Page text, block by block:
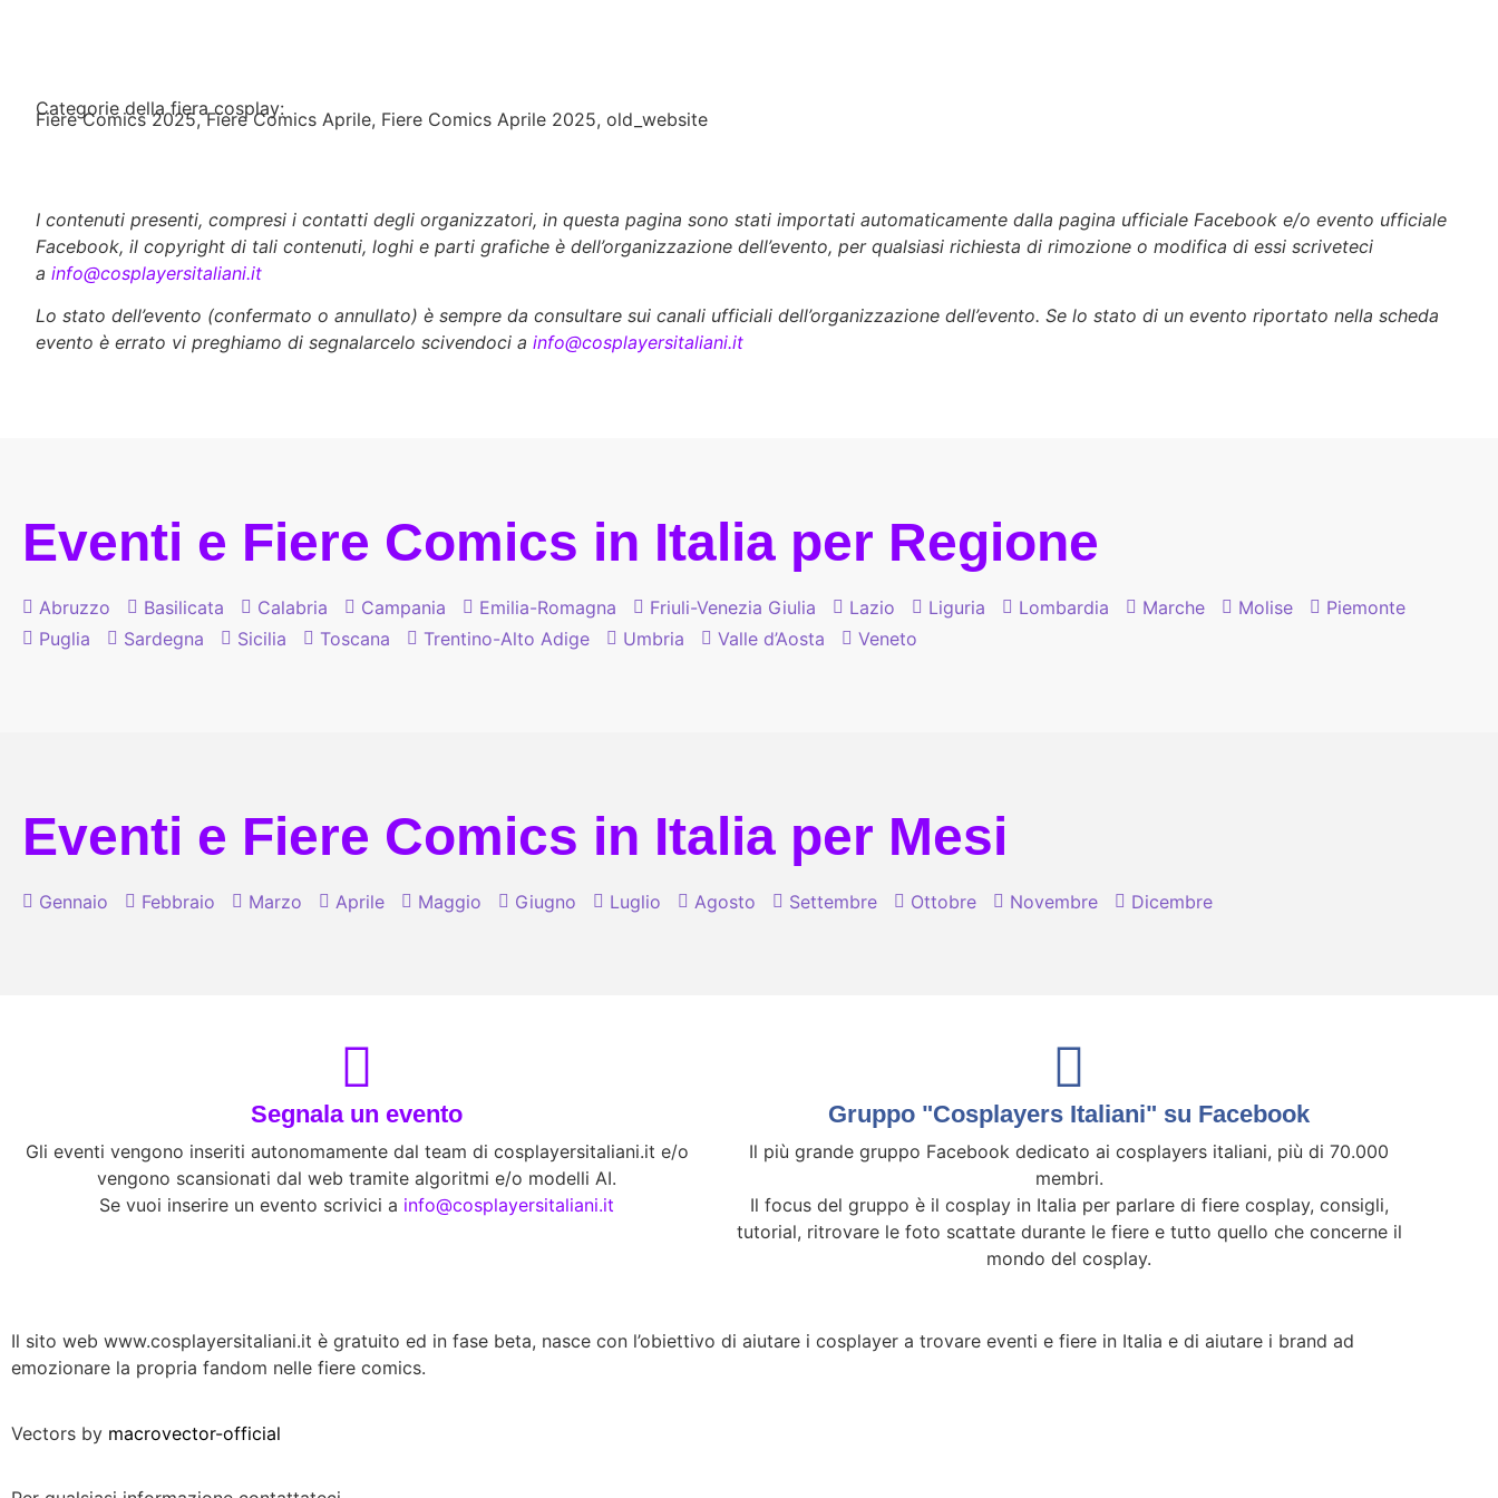
Categorie della fiera cosplay:
Fiere Comics 2025,Fiere Comics Aprile, Fiere Comics Aprile 2025, old_website
I contenuti presenti, compresi i contatti degli organizzatori, in questa pagina sono stati importati automaticamente dalla pagina ufficiale Facebook e/o evento ufficiale
Facebook, il copyright di tali contenuti, loghi e parti grafiche è dell’organizzazione dell’evento, per qualsiasi richiesta di rimozione o modifica di essi scriveteci
a info@cosplayersitaliani.it
Lo stato dell’evento (confermato o annullato) è sempre da consultare sui canali ufficiali dell’organizzazione dell’evento. Se lo stato di un evento riportato nella scheda
evento è errato vi preghiamo di segnalarcelo scivendoci a info@cosplayersitaliani.it
Eventi e Fiere Comics in Italia per Regione
Abruzzo Basilicata Calabria Campania Emilia-Romagna Friuli-Venezia Giulia Lazio Liguria Lombardia Marche Molise
Piemonte
Puglia
Sardegna Sicilia Toscana Trentino-Alto Adige Umbria Valle d’Aosta Veneto
Eventi e Fiere Comics in Italia per Mesi
Gennaio Febbraio Marzo Aprile Maggio Giugno Luglio Agosto Settembre Ottobre Novembre Dicembre
Segnala un evento
Gli eventi vengono inseriti autonomamente dal team di cosplayersitaliani.it e/o
vengono scansionati dal web tramite algoritmi e/o modelli AI.
Se vuoi inserire un evento scrivici a info@cosplayersitaliani.it
Gruppo "Cosplayers Italiani" su Facebook
Il più grande gruppo Facebook dedicato ai cosplayers italiani, più di 70.000
membri.
Il focus del gruppo è il cosplay in Italia per parlare di fiere cosplay, consigli,
tutorial, ritrovare le foto scattate durante le fiere e tutto quello che concerne il
mondo del cosplay.
Il sito web www.cosplayersitaliani.it è gratuito ed in fase beta, nasce con l’obiettivo di aiutare i cosplayer a trovare eventi e fiere in Italia e di aiutare i brand ad
emozionare la propria fandom nelle fiere comics.
Vectors by macrovector-official